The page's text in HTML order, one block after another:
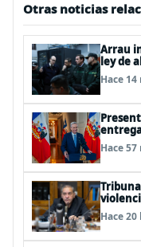
Otras noticias
Arrau
ley de
porque
Hace
en
Hace
Hace 20